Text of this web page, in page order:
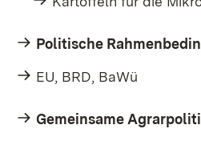
Politische
EU, BRD, BaWü
Gemeinsame